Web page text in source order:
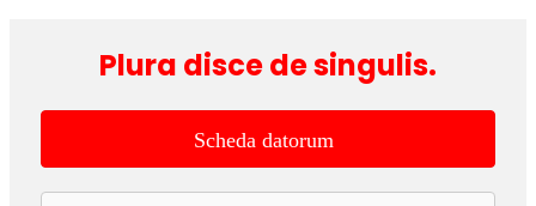
Plura disce de singulis.
Scheda datorum